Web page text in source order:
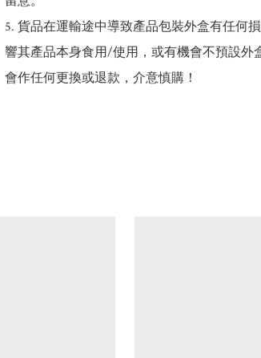
5. 貨品在運輸途中導致產品包裝外盒有任何
響其產品本身食用/使用，或有機會不預設外
會作任何更換或退款，介意慎購！